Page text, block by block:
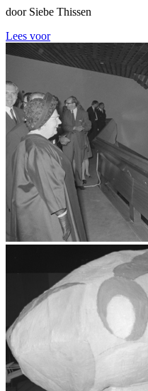
door Siebe Thissen
Lees voor